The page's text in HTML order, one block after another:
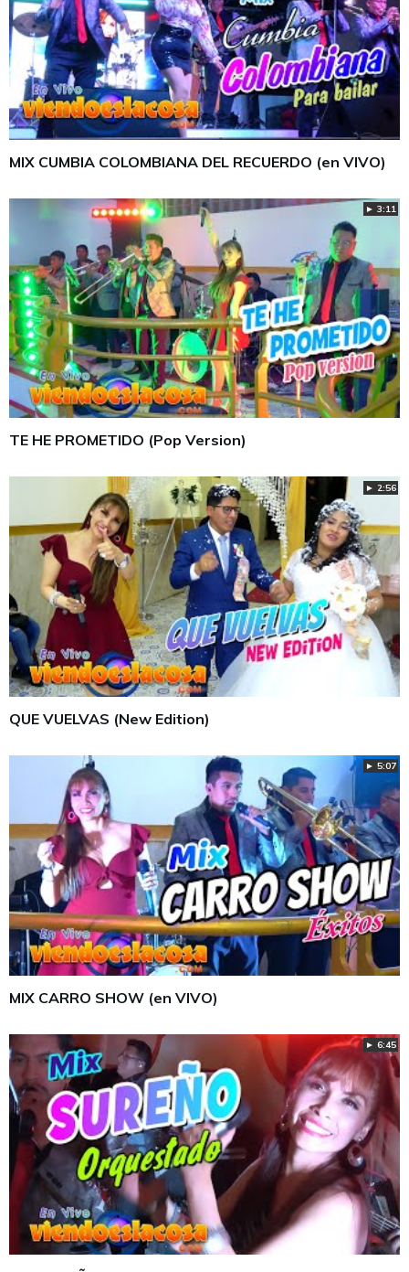
MIX CUMBIA COLOMBIANA DEL RECUERDO (en VIVO)
► 3:11
TE HE PROMETIDO (Pop Version)
► 2:56
QUE VUELVAS (New Edition)
► 5:07
MIX CARRO SHOW (en VIVO)
► 6:45